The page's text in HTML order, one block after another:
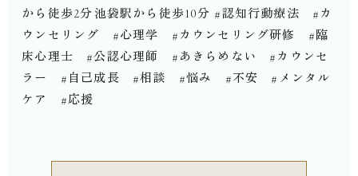
から徒歩2分⁡池袋駅から徒歩10分⁡⁡⁡⁡#認知行動療法 #カ
ウンセリング #心理学 #カウンセリング研修 #臨
床心理士 #公認心理師 #あきらめない #カウンセ
ラー #自己成長 #相談 #悩み #不安 #メンタル
ケア #応援⁡⁡